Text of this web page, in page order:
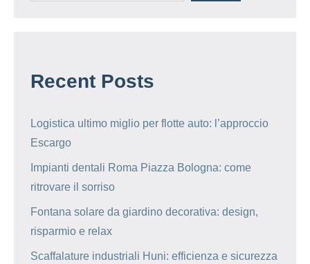
Recent Posts
Logistica ultimo miglio per flotte auto: l’approccio
Escargo
Impianti dentali Roma Piazza Bologna: come
ritrovare il sorriso
Fontana solare da giardino decorativa: design,
risparmio e relax
Scaffalature industriali Huni: efficienza e sicurezza